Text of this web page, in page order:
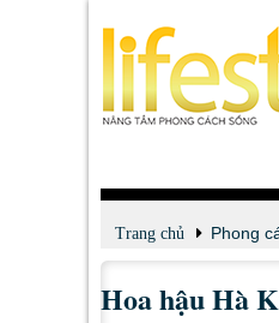
Trang chủ Phong
Thời trang
Hoa hậu Hà